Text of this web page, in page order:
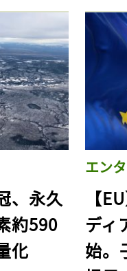
、永久
約590
化
エン
【
ディ
始。
に入りに